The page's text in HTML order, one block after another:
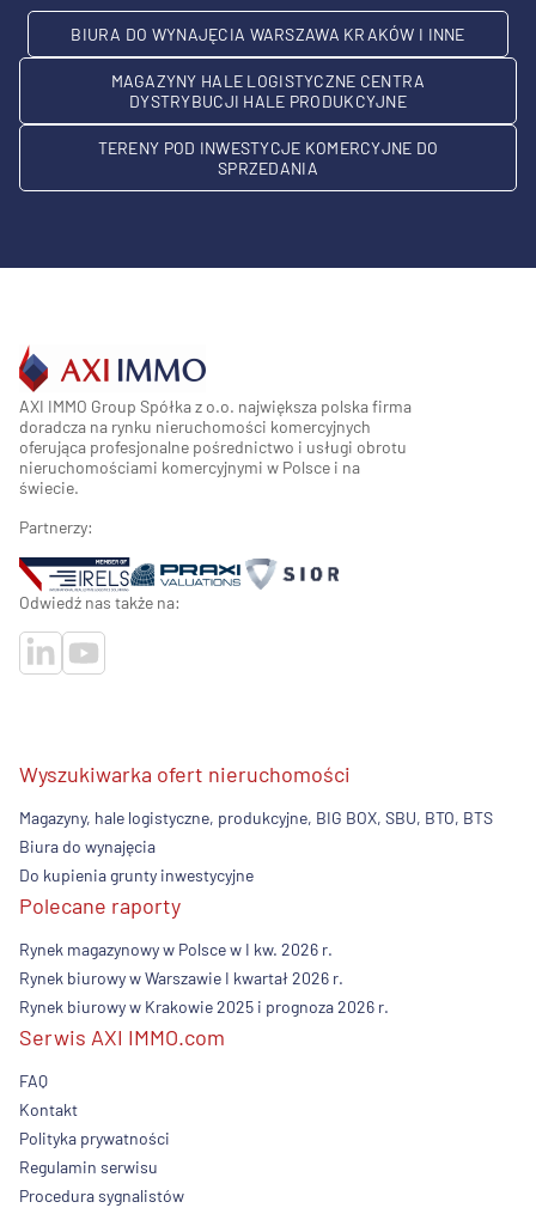
BIURA DO WYNAJĘCIA WARSZAWA KRAKÓW I INNE
MAGAZYNY HALE LOGISTYCZNE CENTRA
DYSTRYBUCJI HALE PRODUKCYJNE
TERENY POD INWESTYCJE KOMERCYJNE DO
SPRZEDANIA
AXI IMMO Group Spółka z o.o. największa polska firma
doradcza na rynku nieruchomości komercyjnych
oferująca profesjonalne pośrednictwo i usługi obrotu
nieruchomościami komercyjnymi w Polsce i na
świecie.
Partnerzy:
Odwiedź nas także na:
Wyszukiwarka ofert nieruchomości
Magazyny, hale logistyczne, produkcyjne, BIG BOX, SBU, BTO, BTS
Biura do wynajęcia
Do kupienia grunty inwestycyjne
Polecane raporty
Rynek magazynowy w Polsce w I kw. 2026 r.
Rynek biurowy w Warszawie I kwartał 2026 r.
Rynek biurowy w Krakowie 2025 i prognoza 2026 r.
Serwis AXI IMMO.com
FAQ
Kontakt
Polityka prywatności
Regulamin serwisu
Procedura sygnalistów